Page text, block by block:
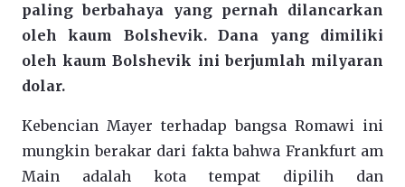
paling berbahaya yang pernah dilancarkan
oleh kaum Bolshevik. Dana yang dimiliki
oleh kaum Bolshevik ini berjumlah milyaran
dolar.
Kebencian Mayer terhadap bangsa Romawi ini
mungkin berakar dari fakta bahwa Frankfurt am
Main adalah kota tempat dipilih dan